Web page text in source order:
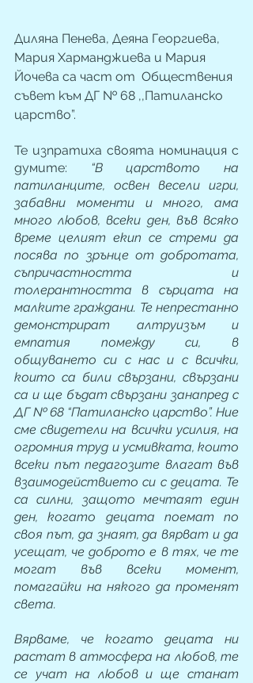
Диляна Пенева, Деяна Георгиева,
Мария Харманджиева и Мария
Йочева са част от  Обществения
съвет към ДГ № 68 ,,Патиланско
царство”.
Те изпратиха своята номинация с
думите:
“В царството на
патиланците, освен весели игри,
забавни моменти и много, ама
много любов, всеки ден, във всяко
време целият екип се стреми да
посява по зрънце от добротата,
съпричастността и
толерантността в сърцата на
малките граждани. Те непрестанно
демонстрират алтруизъм и
емпатия помежду си, в
общуването си с нас и с всички,
които са били свързани, свързани
са и ще бъдат свързани занапред с
ДГ № 68 “Патиланско царство”. Ние
сме свидетели на всички усилия, на
огромния труд и усмивката, които
всеки път педагозите влагат във
взаимодействието си с децата. Те
са силни, защото мечтаят един
ден, когато децата поемат по
своя път, да знаят, да вярват и да
усещат, че доброто е в тях, че те
могат във всеки момент,
помагайки на някого да променят
света.
Вярваме, че когато децата ни
растат в атмосфера на любов, те
се учат на любов и ще станат